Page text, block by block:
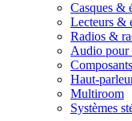
Casques &
Lecteurs &
Radios &
Audio pour
Haut-
Multiroom
Systèmes